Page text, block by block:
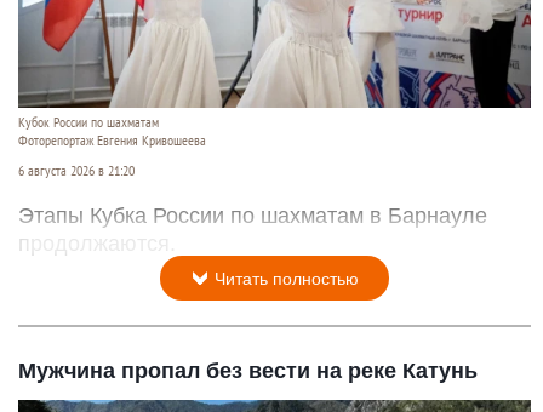
Кубок России по шахматам
Фоторепортаж Евгения Кривошеева
6 августа 2026 в 21:20
Этапы Кубка России по шахматам в Барнауле
продолжаются.
Читать полностью
Мужчина пропал без вести на реке Катунь